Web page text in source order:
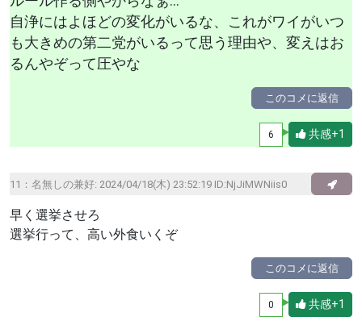
自浄にはよほどの変化がいるな、これがワイがいつ
も大きめの第二党がいるって思う理由や、変えはお
るんやぞって圧やな
このコメに返信
6 共感+1
11： 名無しの兼好: 2024/04/18(木) 23:52:19 ID:NjJiMWNiis0
早く選挙させろ
選挙行って、高い外食いくぞ
このコメに返信
0 共感+1